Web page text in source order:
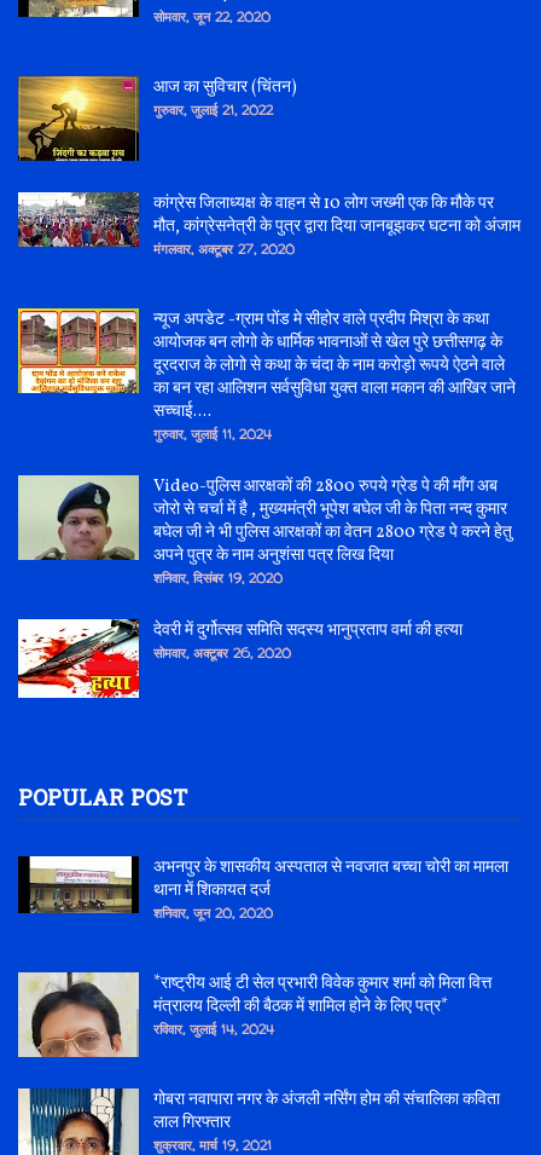
सोमवार, जून 22, 2020
आज का सुविचार (चिंतन)
गुरुवार, जुलाई 21, 2022
कांग्रेस जिलाध्यक्ष के वाहन से 10 लोग जख्मी एक कि मौके पर
मौत, कांग्रेसनेत्री के पुत्र द्वारा दिया जानबूझकर घटना को अंजाम
मंगलवार, अक्टूबर 27, 2020
न्यूज अपडेट -ग्राम पोंड मे सीहोर वाले प्रदीप मिश्रा के कथा
आयोजक बन लोगो के धार्मिक भावनाओं से खेल पुरे छत्तीसगढ़ के
दूरदराज के लोगो से कथा के चंदा के नाम करोड़ो रूपये ऐठने वाले
का बन रहा आलिशन सर्वसुविधा युक्त वाला मकान की आखिर जाने
सच्चाई....
गुरुवार, जुलाई 11, 2024
Video-पुलिस आरक्षकों की 2800 रुपये ग्रेड पे की माँग अब
जोरो से चर्चा में है , मुख्यमंत्री भूपेश बघेल जी के पिता नन्द कुमार
बघेल जी ने भी पुलिस आरक्षकों का वेतन 2800 ग्रेड पे करने हेतु
अपने पुत्र के नाम अनुशंसा पत्र लिख दिया
शनिवार, दिसंबर 19, 2020
देवरी में दुर्गोत्सव समिति सदस्य भानुप्रताप वर्मा की हत्या
सोमवार, अक्टूबर 26, 2020
POPULAR POST
अभनपुर के शासकीय अस्पताल से नवजात बच्चा चोरी का मामला
थाना में शिकायत दर्ज
शनिवार, जून 20, 2020
*राष्ट्रीय आई टी सेल प्रभारी विवेक कुमार शर्मा को मिला वित्त
मंत्रालय दिल्ली की बैठक में शामिल होने के लिए पत्र*
रविवार, जुलाई 14, 2024
गोबरा नवापारा नगर के अंजली नर्सिंग होम की संचालिका कविता
लाल गिरफ्तार
शुक्रवार, मार्च 19, 2021